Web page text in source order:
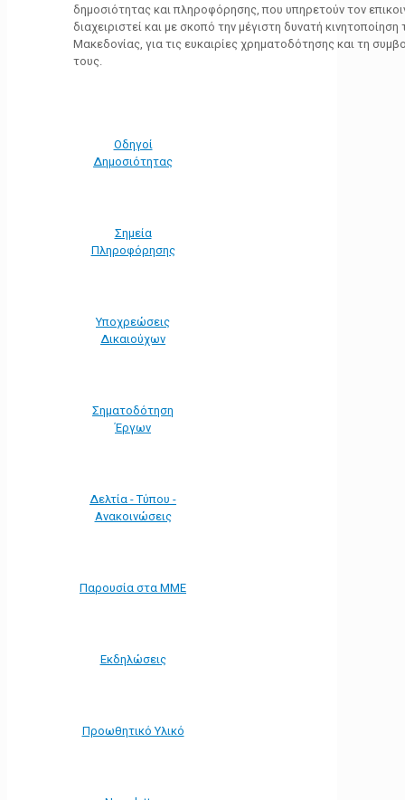
δημοσιότητας και πληροφόρησης, που υπηρετούν τον
διαχειριστεί και με σκοπό την μέγιστη δυνατή
Μακεδονίας, για τις ευκαιρίες χρηματοδότησης και τη
τους.
Οδηγοί
Δημοσιότητας
Σημεία
Πληροφόρησης
Υποχρεώσεις
Δικαιούχων
Σηματοδότηση
Έργων
Δελτία - Τύπου -
Ανακοινώσεις
Παρουσία στα ΜΜΕ
Εκδηλώσεις
Προωθητικό Υλικό